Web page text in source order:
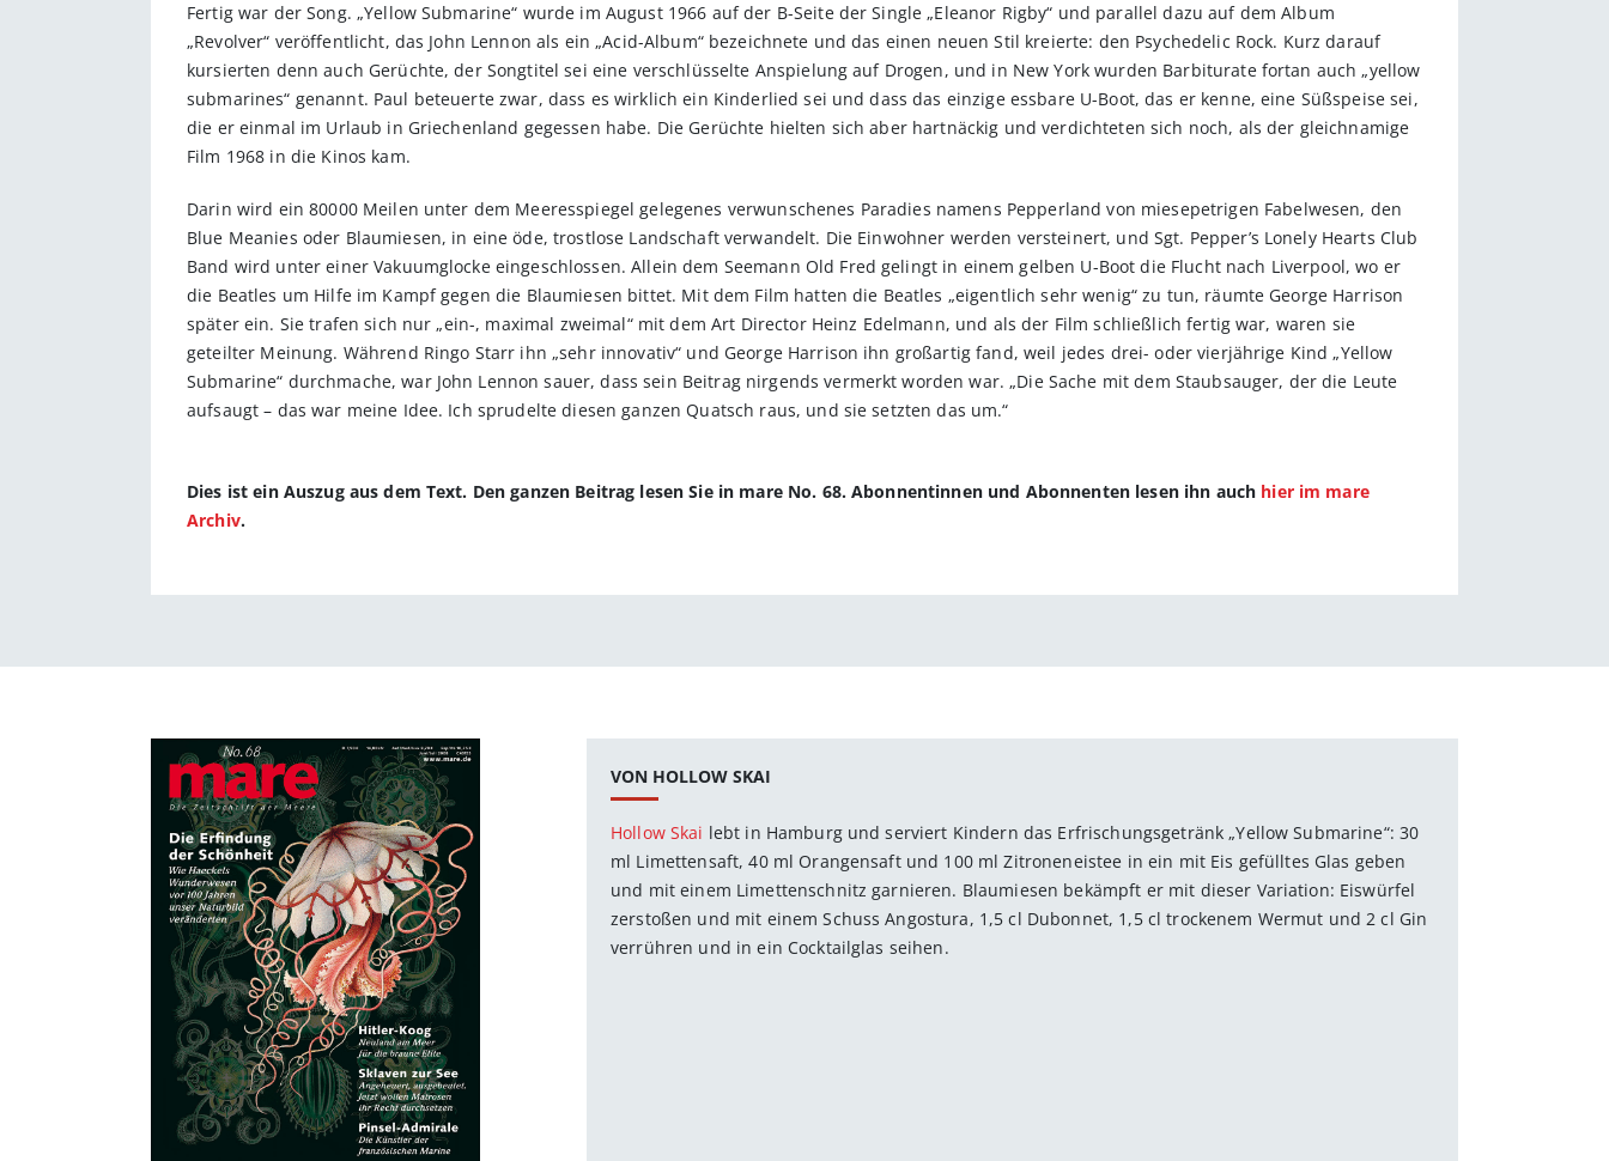
Fertig war der Song. „Yellow Submarine“ wurde im August 1966 auf der B-Seite der Single „Eleanor Rigby“ und parallel dazu auf dem Album
„Revolver“ veröffentlicht, das John Lennon als ein „Acid-Album“ bezeichnete und das einen neuen Stil kreierte: den Psychedelic Rock. Kurz darauf
kursierten denn auch Gerüchte, der Songtitel sei eine verschlüsselte Anspielung auf Drogen, und in New York wurden Barbiturate fortan auch „yellow
submarines“ genannt. Paul beteuerte zwar, dass es wirklich ein Kinderlied sei und dass das einzige essbare U-Boot, das er kenne, eine Süßspeise sei,
die er einmal im Urlaub in Griechenland gegessen habe. Die Gerüchte hielten sich aber hartnäckig und verdichteten sich noch, als der gleichnamige
Film 1968 in die Kinos kam.
Darin wird ein 80000 Meilen unter dem Meeresspiegel gelegenes verwunschenes Paradies namens Pepperland von miesepetrigen Fabelwesen, den
Blue Meanies oder Blaumiesen, in eine öde, trostlose Landschaft verwandelt. Die Einwohner werden versteinert, und Sgt. Pepper’s Lonely Hearts Club
Band wird unter einer Vakuumglocke eingeschlossen. Allein dem Seemann Old Fred gelingt in einem gelben U-Boot die Flucht nach Liverpool, wo er
die Beatles um Hilfe im Kampf gegen die Blaumiesen bittet. Mit dem Film hatten die Beatles „eigentlich sehr wenig“ zu tun, räumte George Harrison
später ein. Sie trafen sich nur „ein-, maximal zweimal“ mit dem Art Director Heinz Edelmann, und als der Film schließlich fertig war, waren sie
geteilter Meinung. Während Ringo Starr ihn „sehr innovativ“ und George Harrison ihn großartig fand, weil jedes drei- oder vierjährige Kind „Yellow
Submarine“ durchmache, war John Lennon sauer, dass sein Beitrag nirgends vermerkt worden war. „Die Sache mit dem Staubsauger, der die Leute
aufsaugt – das war meine Idee. Ich sprudelte diesen ganzen Quatsch raus, und sie setzten das um.“
Dies ist ein Auszug aus dem Text. Den ganzen Beitrag lesen Sie in mare No. 68. Abonnentinnen und Abonnenten lesen ihn auch hier im mare
Archiv.
VON HOLLOW SKAI
Hollow Skai lebt in Hamburg und serviert Kindern das Erfrischungsgetränk „Yellow Submarine“: 30
ml Limettensaft, 40 ml Orangensaft und 100 ml Zitroneneistee in ein mit Eis gefülltes Glas geben
und mit einem Limettenschnitz garnieren. Blaumiesen bekämpft er mit dieser Variation: Eiswürfel
zerstoßen und mit einem Schuss Angostura, 1,5 cl Dubonnet, 1,5 cl trockenem Wermut und 2 cl Gin
verrühren und in ein Cocktailglas seihen.